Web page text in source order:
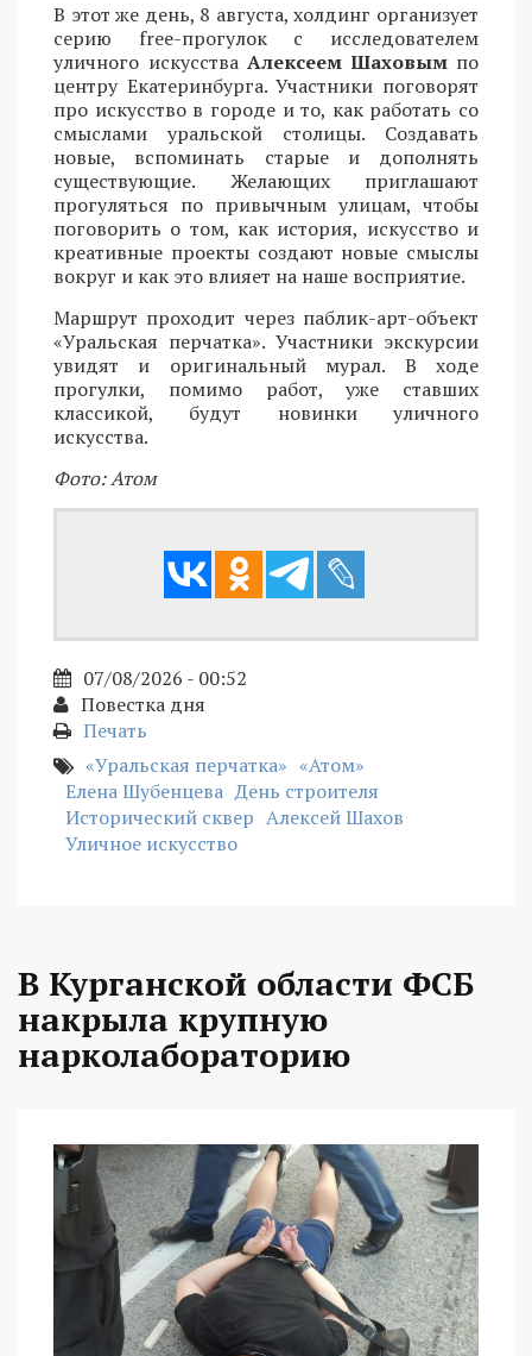
В этот же день, 8 августа, холдинг организует
серию free-прогулок с исследователем
уличного искусства Алексеем Шаховым по
центру Екатеринбурга. Участники поговорят
про искусство в городе и то, как работать со
смыслами уральской столицы. Создавать
новые, вспоминать старые и дополнять
существующие. Желающих приглашают
прогуляться по привычным улицам, чтобы
поговорить о том, как история, искусство и
креативные проекты создают новые смыслы
вокруг и как это влияет на наше восприятие.
Маршрут проходит через паблик-арт-объект
«Уральская перчатка». Участники экскурсии
увидят и оригинальный мурал. В ходе
прогулки, помимо работ, уже ставших
классикой, будут новинки уличного
искусства.
Фото: Атом
07/08/2026 - 00:52
Повестка дня
Печать
«Уральская перчатка» «Атом»
Елена Шубенцева День строителя
Исторический сквер Алексей Шахов
Уличное искусство
В Курганской области ФСБ
накрыла крупную
нарколабораторию